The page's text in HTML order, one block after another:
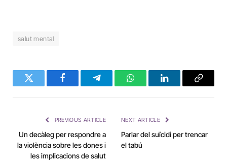
salut mental
Twitter FacebookTelegramWhatsAppLinkedInCopy
PREVIOUS ARTICLE
Un decàleg per respondre a
la violència sobre les dones i
les implicacions de salut
NEXT ARTICLE
Parlar del suïcidi per trencar
el tabú